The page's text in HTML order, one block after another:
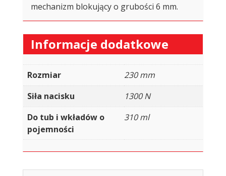
mechanizm blokujący o grubości 6 mm.
Informacje dodatkowe
Rozmiar
230 mm
Siła nacisku
1300 N
Do tub i wkładów o
pojemności
310 ml